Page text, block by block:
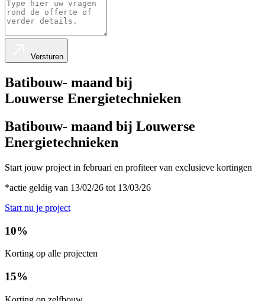
Versturen
Batibouw- maand bij
Louwerse Energietechnieken
Batibouw- maand bij Louwerse
Energietechnieken
Start jouw project in februari en profiteer van exclusieve kortingen
*actie geldig van 13/02/26 tot 13/03/26
Start nu je project
10%
Korting op alle projecten
15%